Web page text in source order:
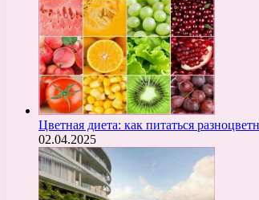
Цветная диета: как питаться
02.04.2025